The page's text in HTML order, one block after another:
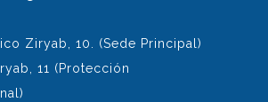
Ziryab, 10. (Sede Principal)
11 (Protección